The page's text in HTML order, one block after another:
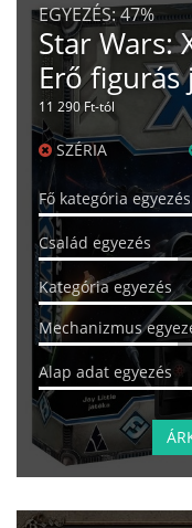
EGYEZÉS:47%
Star Wars:
Erő figurás
11 290 Ft-tól
SZÉRIA
Fő kategória egyezés
Család egyezés
Kategória egyezés
Mechanizmus
Alap adat egyezés